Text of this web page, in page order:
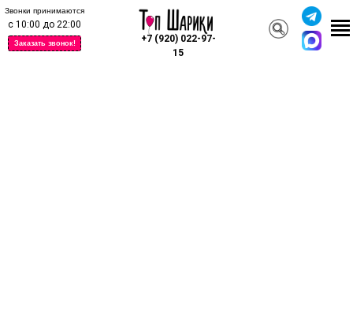
+7 (920) 022-97-
15
Заказать звонок!
Звонки принимаются
с 10:00 до 22:00